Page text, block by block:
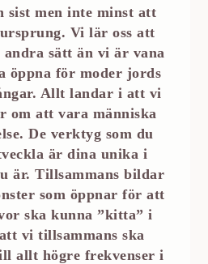
sist men inte minst att
Vi lär oss att
sätt än vi är vana
öppna för moder jords
Allt landar i att vi
om att vara människa
De verktyg som du
är dina unika i
är. Tillsammans bildar
som öppnar för att
ska kunna ”kitta” i
vi tillsammans ska
allt högre frekvenser i